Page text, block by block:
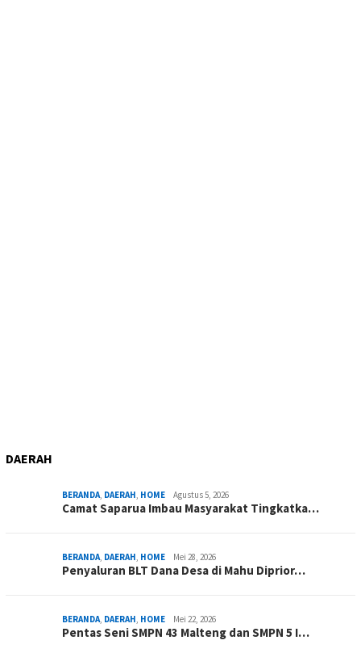
DAERAH
BERANDA, DAERAH, HOME Agustus 5, 2026
Camat Saparua Imbau Masyarakat Tingkatka…
BERANDA, DAERAH, HOME Mei 28, 2026
Penyaluran BLT Dana Desa di Mahu Diprior…
BERANDA, DAERAH, HOME Mei 22, 2026
Pentas Seni SMPN 43 Malteng dan SMPN 5 I…